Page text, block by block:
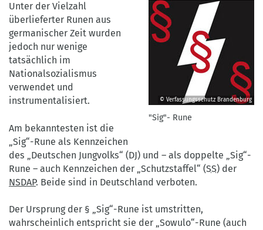
"Sig"-
Rune
Verfassungsschutz
Brandenburg
© Verfassungsschutz Brandenburg
"Sig"- Rune
Unter der Vielzahl
überlieferter Runen aus
germanischer Zeit wurden
jedoch nur wenige
tatsächlich im
Nationalsozialismus
verwendet und
instrumentalisiert.
Am bekanntesten ist die
„Sig“-Rune als Kennzeichen
des „Deutschen Jungvolks“ (DJ) und – als doppelte „Sig“-
Rune – auch Kennzeichen der „Schutzstaffel“ (SS) der
NSDAP. Beide sind in Deutschland verboten.
Der Ursprung der § „Sig“-Rune ist umstritten,
wahrscheinlich entspricht sie der „Sowulo“-Rune (auch